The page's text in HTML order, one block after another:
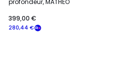
profondeur, MATHÉO
280,44 €
399,00 €